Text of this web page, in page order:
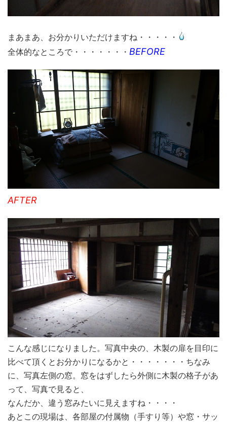
まあまあ、お分かりいただけますね・・・・・
全体的なところで・・・・・・・ BEFORE
AFTER
こんな感じになりました。 写真中央の、木製の扉を目印に
比べて頂くとお分かりになるかと・・・・・・・ ちなみ
に、写真左側の窓。 窓をはずしたら外側に木製の格子があ
って、 写真で見ると、
なんだか、違う窓みたいに見えますね・・・・
あとこの現場は、各部屋の付属物（手すり等）や窓・サッ